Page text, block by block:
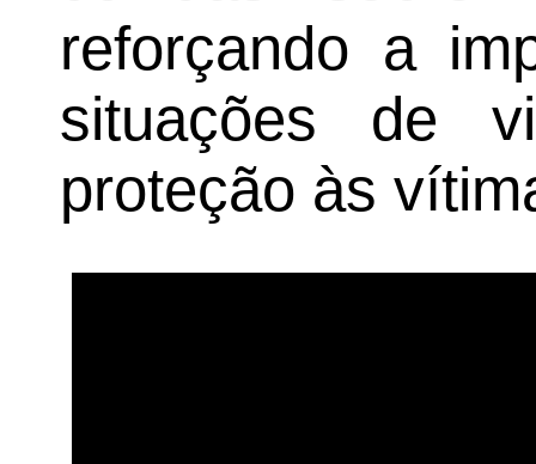
reforçando a
situações de
proteção às